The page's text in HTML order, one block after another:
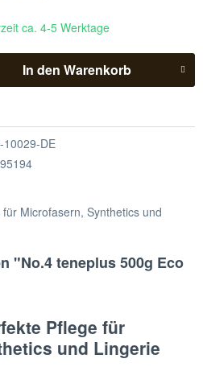
ca. 4-5 Werktage
In den Warenkorb
10029-DE
Microfasern, Synthetics und
"No.4 teneplus 500g Eco
Pflege für
und Lingerie